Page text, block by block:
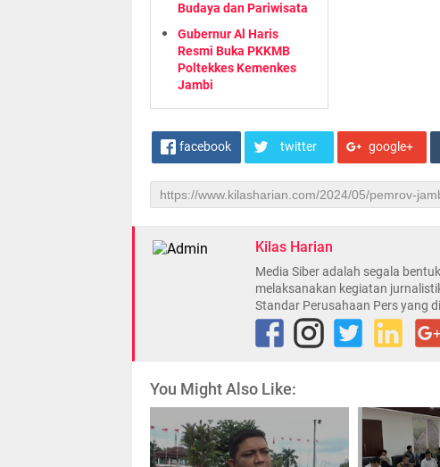
Budaya dan Pariwisata
Gubernur Al Haris
Resmi Buka PKKMB
Poltekkes Kemenkes
Jambi
facebook twitter google+
Kilas Harian
Media Siber adalah segala
melaksanakan kegiatan
Standar Perusahaan Pers yang
You Might Also Like: